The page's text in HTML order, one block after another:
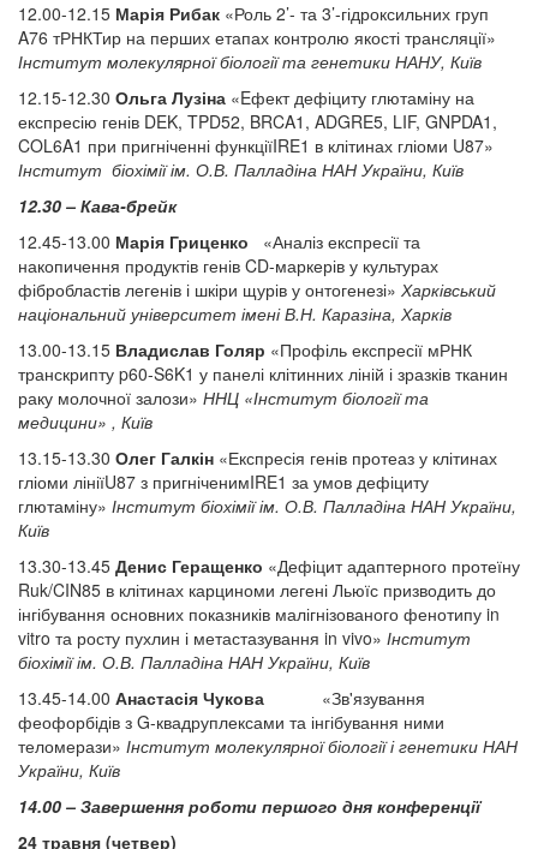
12.00-12.15 Марія Рибак «Роль 2’- та 3’-гідроксильних груп
A76 тРНКТир на перших етапах контролю якості трансляції»
Інститут молекулярної біології та генетики НАНУ, Київ
12.15-12.30 Ольга Лузіна «Eфект дефіциту глютаміну на
експресію генів DEK, TPD52, BRCA1, ADGRE5, LIF, GNPDA1,
COL6A1 при пригніченні функціїIRE1 в клітинах гліоми U87»
Інститут біохімії ім. О.В. Палладіна НАН України, Київ
12.30 – Кава-брейк
12.45-13.00 Марія Гриценко «Аналіз експресії та
накопичення продуктів генів CD-маркерів у культурах
фібробластів легенів і шкіри щурів у онтогенезі» Харківський
національний університет імені В.Н. Каразіна, Харків
13.00-13.15 Владислав Голяр «Профіль експресії мРНК
транскрипту p60-S6K1 у панелі клітинних ліній і зразків тканин
раку молочної залози» ННЦ «Інститут біології та
медицини» , Київ
13.15-13.30 Олег Галкін «Експресія генів протеаз у клітинах
гліоми лініїU87 з пригніченимIRE1 за умов дефіциту
глютаміну» Інститут біохімії ім. О.В. Палладіна НАН України,
Київ
13.30-13.45 Денис Геращенко «Дефіцит адаптерного протеїну
Ruk/CIN85 в клітинах карциноми легені Льюїс призводить до
інгібування основних показників малігнізованого фенотипу in
vitro та росту пухлин і метастазування in vivo» Інститут
біохімії ім. О.В. Палладіна НАН України, Київ
13.45-14.00 Анастасія Чукова
«Зв'язування
феофорбідів з G-квадруплексами та інгібування ними
теломерази» Інститут молекулярної біології і генетики НАН
України, Київ
14.00 – Завершення роботи першого дня конференції
24 травня (четвер)